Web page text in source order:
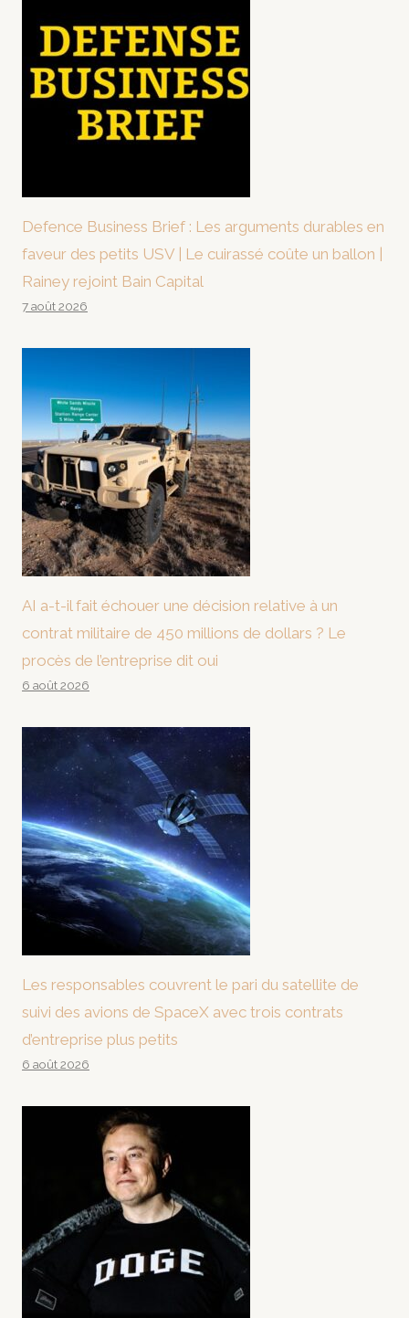
Defence Business Brief : Les arguments durables en
faveur des petits USV | Le cuirassé coûte un ballon |
Rainey rejoint Bain Capital
7 août 2026
AI a-t-il fait échouer une décision relative à un
contrat militaire de 450 millions de dollars ? Le
procès de l’entreprise dit oui
6 août 2026
Les responsables couvrent le pari du satellite de
suivi des avions de SpaceX avec trois contrats
d’entreprise plus petits
6 août 2026